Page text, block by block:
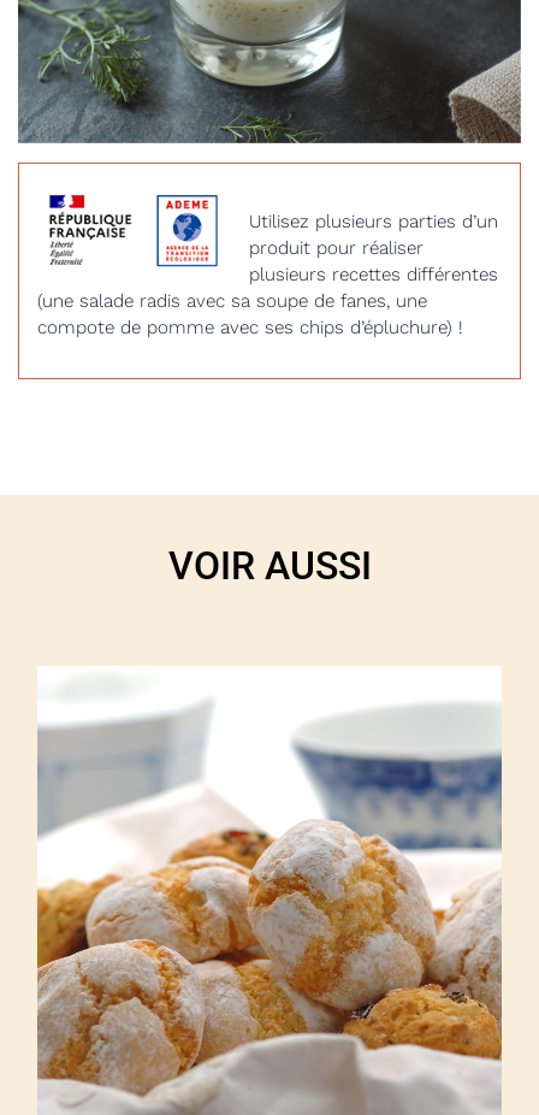
Utilisez plusieurs parties d’un
produit pour réaliser
plusieurs recettes différentes
(une salade radis avec sa soupe de fanes, une
compote de pomme avec ses chips d’épluchure) !
VOIR AUSSI